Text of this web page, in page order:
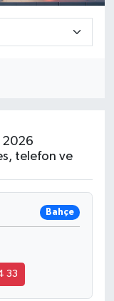
2026
telefon ve
Bahçe
33